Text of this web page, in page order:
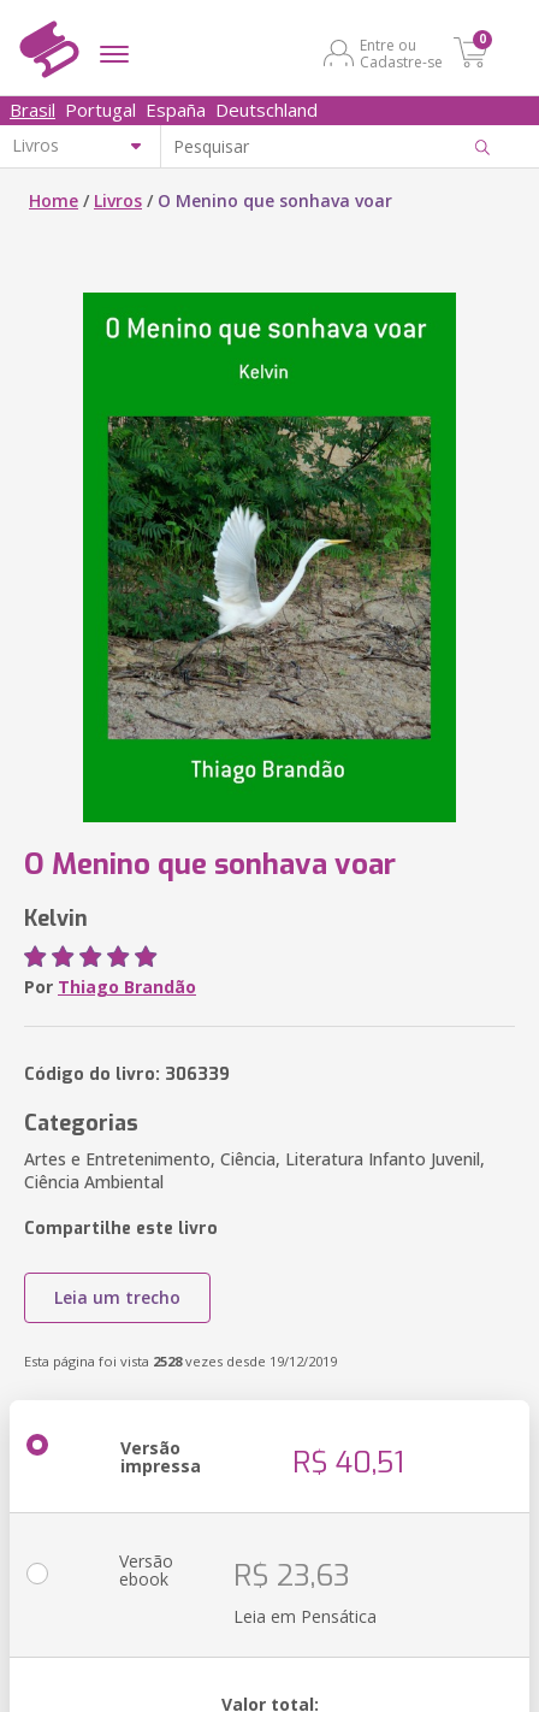
Entre ou
Cadastre-se
0
Brasil Portugal España Deutschland
Home / Livros / O Menino que sonhava voar
O Menino que sonhava voar
Kelvin
Por Thiago Brandão
Código do livro: 306339
Categorias
Artes e Entretenimento, Ciência, Literatura Infanto Juvenil,
Ciência Ambiental
Compartilhe este livro
Leia um trecho
Esta página foi vista 2528vezes desde 19/12/2019
Versão
impressa R$ 40,51
Versão
ebook R$ 23,63
Leia em Pensática
Valor total: